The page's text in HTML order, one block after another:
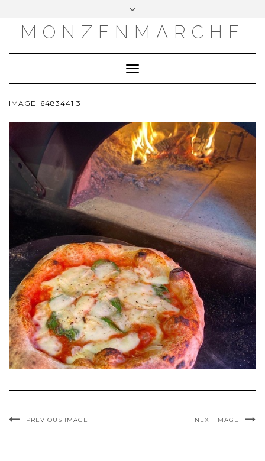
MONZENMARCHE
Toggle
Navigation
IMAGE_6483441 3
PREVIOUS IMAGE NEXT IMAGE